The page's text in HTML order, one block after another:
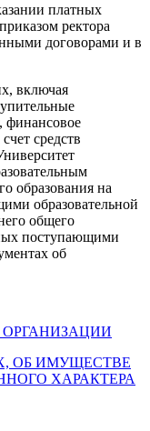
платных
ректора
договорами и в
включая
финансовое
средств
образования на
образовательной
общего
поступающими
об
ОРГАНИЗАЦИИ
ОБ ИМУЩЕСТВЕ
ХАРАКТЕРА